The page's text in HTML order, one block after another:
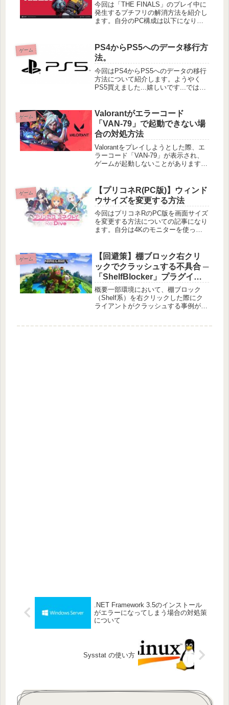
今回は「THE FINALS」のプレイ中に
発生するプチフリの解消方法を紹介し
ます。自分のPC構成は以下になりま
23H2 22631.2861解消策
ゲーム
PS4からPS5へのデータ移行方
法。
今回はPS4からPS5へのデータの移行
方法について紹介します。ようやく
PS5買えました...嬉しいです...では、
となります。・PS4及びPS5が同一の
ネットワークに接続さ
ゲーム
Valorantがエラーコード
「VAN-79」で起動できない場
合の対処方法
Valorantをプレイしようとした際、エ
ラーコード「VAN-79」が表示され、
ゲームが起動しないことがあります。
ートシステム）に関連する問題が原因
とされて
ゲーム
【プリコネR(PC版)】ウィンド
ウサイズを変更する方法
今回はプリコネRのPC版を画面サイズ
を変更する方法についての記事になり
ます。自分は4Kのモニターを使って
ころ快適にプレーでできるようになっ
たのでその紹介となります。注意今回
ゲーム
【回避策】棚ブロック右クリ
ックでクラッシュする不具合 ─
「ShelfBlocker」プラグイン
の紹介
概要一部環境において、棚ブロック
（Shelf系）を右クリックした際にク
ライアントがクラッシュする事例が報
.NET Framework 3.5のインストール
がエラーになってしまう場合の対処策
について
Sysstat の使い方